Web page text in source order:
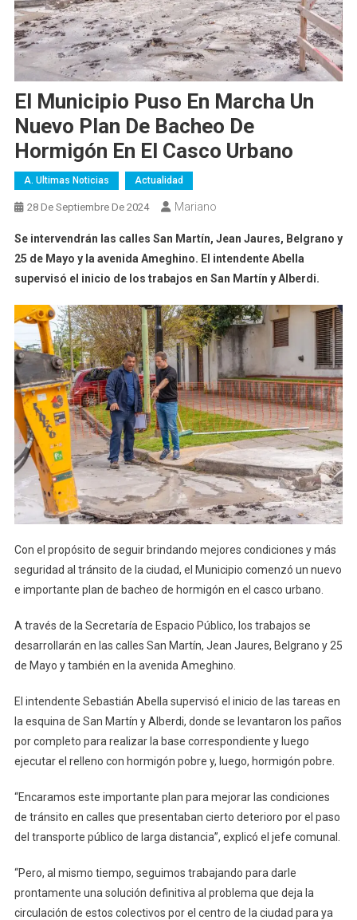
El Municipio Puso En Marcha Un
Nuevo Plan De Bacheo De
Hormigón En El Casco Urbano
A. Ultimas Noticias Actualidad
28 De Septiembre De 2024 Mariano
Se intervendrán las calles San Martín, Jean Jaures, Belgrano y
25 de Mayo y la avenida Ameghino. El intendente Abella
supervisó el inicio de los trabajos en San Martín y Alberdi.
Con el propósito de seguir brindando mejores condiciones y más
seguridad al tránsito de la ciudad, el Municipio comenzó un nuevo
e importante plan de bacheo de hormigón en el casco urbano.
A través de la Secretaría de Espacio Público, los trabajos se
desarrollarán en las calles San Martín, Jean Jaures, Belgrano y 25
de Mayo y también en la avenida Ameghino.
El intendente Sebastián Abella supervisó el inicio de las tareas en
la esquina de San Martín y Alberdi, donde se levantaron los paños
por completo para realizar la base correspondiente y luego
ejecutar el relleno con hormigón pobre y, luego, hormigón pobre.
“Encaramos este importante plan para mejorar las condiciones
de tránsito en calles que presentaban cierto deterioro por el paso
del transporte público de larga distancia”, explicó el jefe comunal.
“Pero, al mismo tiempo, seguimos trabajando para darle
prontamente una solución definitiva al problema que deja la
circulación de estos colectivos por el centro de la ciudad para ya